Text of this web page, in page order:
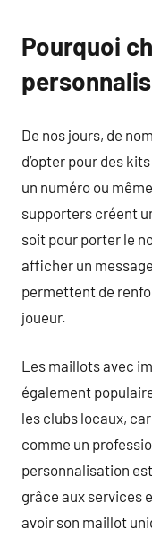
Pourquoi
De nos jours, de
d’opter pour des
un numéro ou
supporters créent
soit pour porter le
afficher un
permettent de
joueur.
Les maillots avec
également
les clubs locaux,
comme un
personnalisation
grâce aux services
avoir son maillot